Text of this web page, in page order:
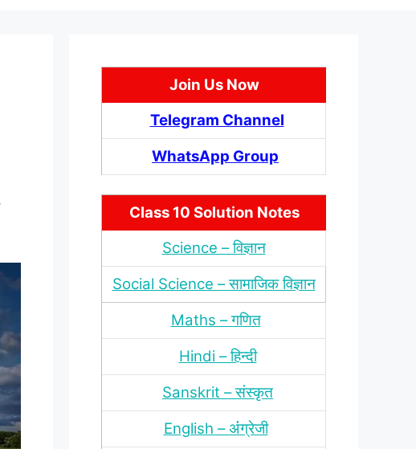
Join Us Now
Telegram Channel
WhatsApp Group
Class 10 Solution Notes
Science – विज्ञान
Social Science – सामाजिक विज्ञान
Maths – गणित
Hindi – हिन्‍दी
Sanskrit – संस्‍कृत
English – अंंग्रेजी